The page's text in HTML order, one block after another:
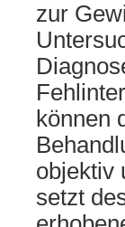
zur
können
objektiv
setzt